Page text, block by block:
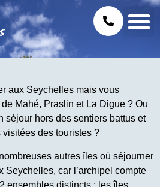
aux Seychelles mais vous
Mahé, Praslin et La Digue ? Ou
séjour hors des sentiers battus et
des touristes ?
autres îles où séjourner
Seychelles, car l’archipel compte
ensembles distincts : les îles